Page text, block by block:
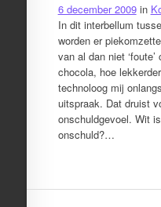
6 december 2009in
In dit interbellum
worden er
van al dan niet
chocola, hoe
technoloog mij
uitspraak. Dat druist
onschuldgevoel. Wit
onschuld?…